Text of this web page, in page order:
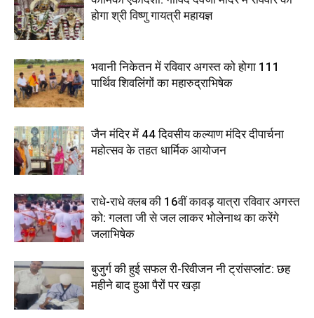
होगा श्री विष्णु गायत्री महायज्ञ
भवानी निकेतन में रविवार अगस्त को होगा 111
पार्थिव शिवलिंगों का महारुद्राभिषेक
जैन मंदिर में 44 दिवसीय कल्याण मंदिर दीपार्चना
महोत्सव के तहत धार्मिक आयोजन
राधे-राधे क्लब की 16वीं कावड़ यात्रा रविवार अगस्त
को: गलता जी से जल लाकर भोलेनाथ का करेंगे
जलाभिषेक
बुजुर्ग की हुई सफल री-रिवीजन नी ट्रांसप्लांट: छह
महीने बाद हुआ पैरों पर खड़ा